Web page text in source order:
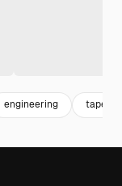
engineering tape